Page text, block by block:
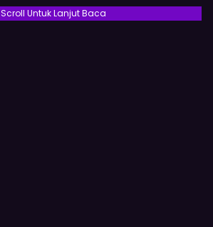
Scroll Untuk Lanjut Baca